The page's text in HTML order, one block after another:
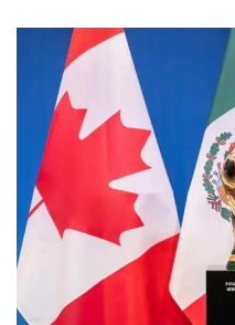
contenido